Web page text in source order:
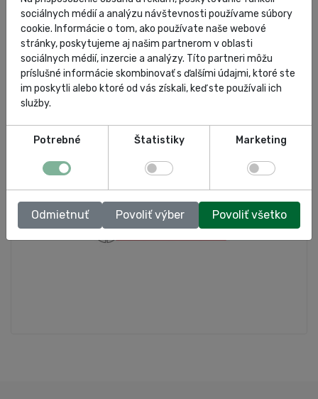
autoservisná spoločnosť spoločnosť o nás
kompresory
sociálnych médií a analýzu návštevnosti používame súbory
cookie. Informácie o tom, ako používate naše webové
stránky, poskytujeme aj našim partnerom v oblasti
sociálnych médií, inzercie a analýzy. Títo partneri môžu
príslušné informácie skombinovať s ďalšími údajmi, ktoré ste
im poskytli alebo ktoré od vás získali, keď ste používali ich
služby.
Potrebné Štatistiky Marketing
Odmietnuť Povoliť výber Povoliť všetko